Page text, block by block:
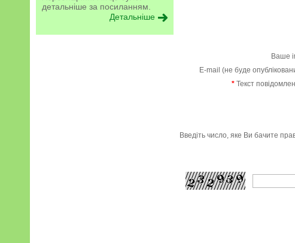
детальніше за посиланням.
Детальніше
Ваше
E-mail (не буде
* Текст
Введіть число, яке Ви бачите